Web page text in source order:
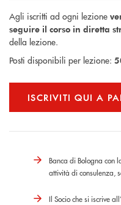
Agli iscritti ad ogni lezione
seguire il corso in diretta
della lezione.
Posti disponibili per lezione:
ISCRIVITI QUI A
Banca di Bologna con
attività di consulenza,
Il Socio che si iscrive